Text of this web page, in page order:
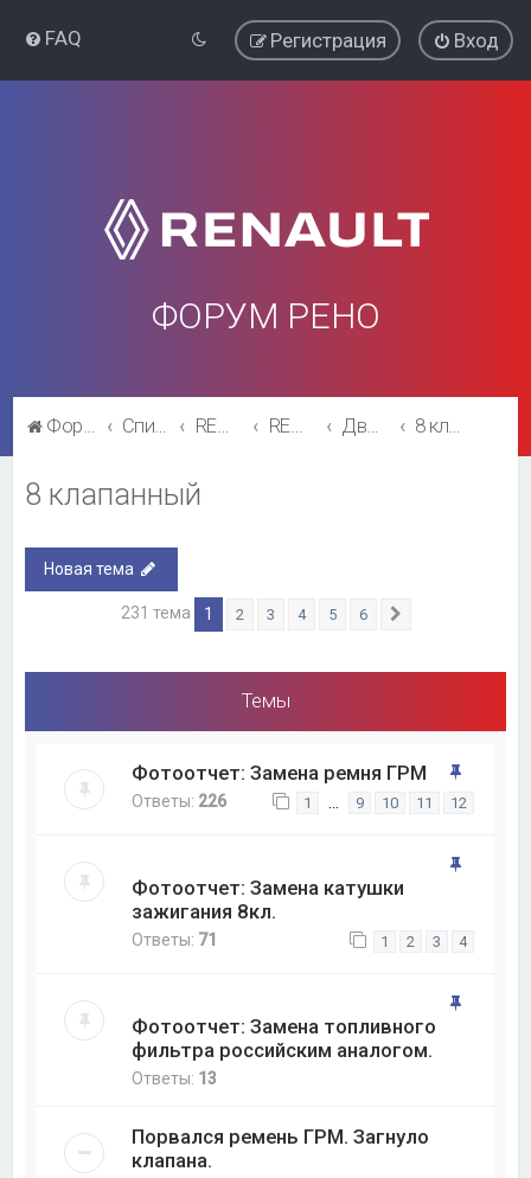
FAQ Вход
Регистрация
ФОРУМ РЕНО
Форум Рено Список форумов RENAULT SYMBOL RENAULT SYMBOL Двигатель и трансмиссия 8 клапанный
8 клапанный
Новая тема
231 тема 1 2 3 4 5 6
Темы
Фотоотчет: Замена ремня ГРМ
Ответы: 226 1 … 9 10 11 12
Фотоотчет: Замена катушки
зажигания 8кл.
Ответы: 71 1 2 3 4
Фотоотчет: Замена топливного
фильтра российским аналогом.
Ответы: 13
Порвался ремень ГРМ. Загнуло
клапана.